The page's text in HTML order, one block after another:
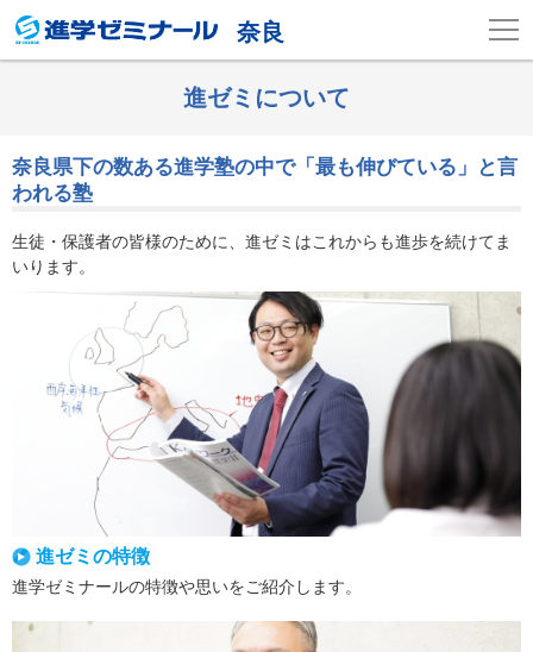
奈良
進ゼミについて
奈良県下の数ある進学塾の中で「最も伸びている」と言
われる塾
生徒・保護者の皆様のために、進ゼミはこれからも進歩を続けてま
いります。
進ゼミの特徴
進学ゼミナールの特徴や思いをご紹介します。